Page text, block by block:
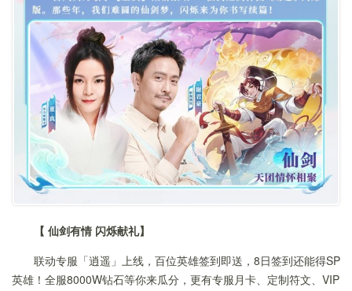
【 仙剑有情 闪烁献礼】
联动专服「逍遥」上线，百位英雄签到即送，8日签到还能得SP
英雄！全服8000W钻石等你来瓜分，更有专服月卡、定制符文、VIP